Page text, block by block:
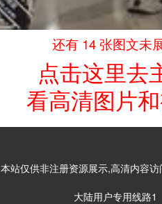
还有 14 张图文未
点击这里去
看高清图片
本站仅供非注册资源展示,高清内容访
大陆用户专用线路1